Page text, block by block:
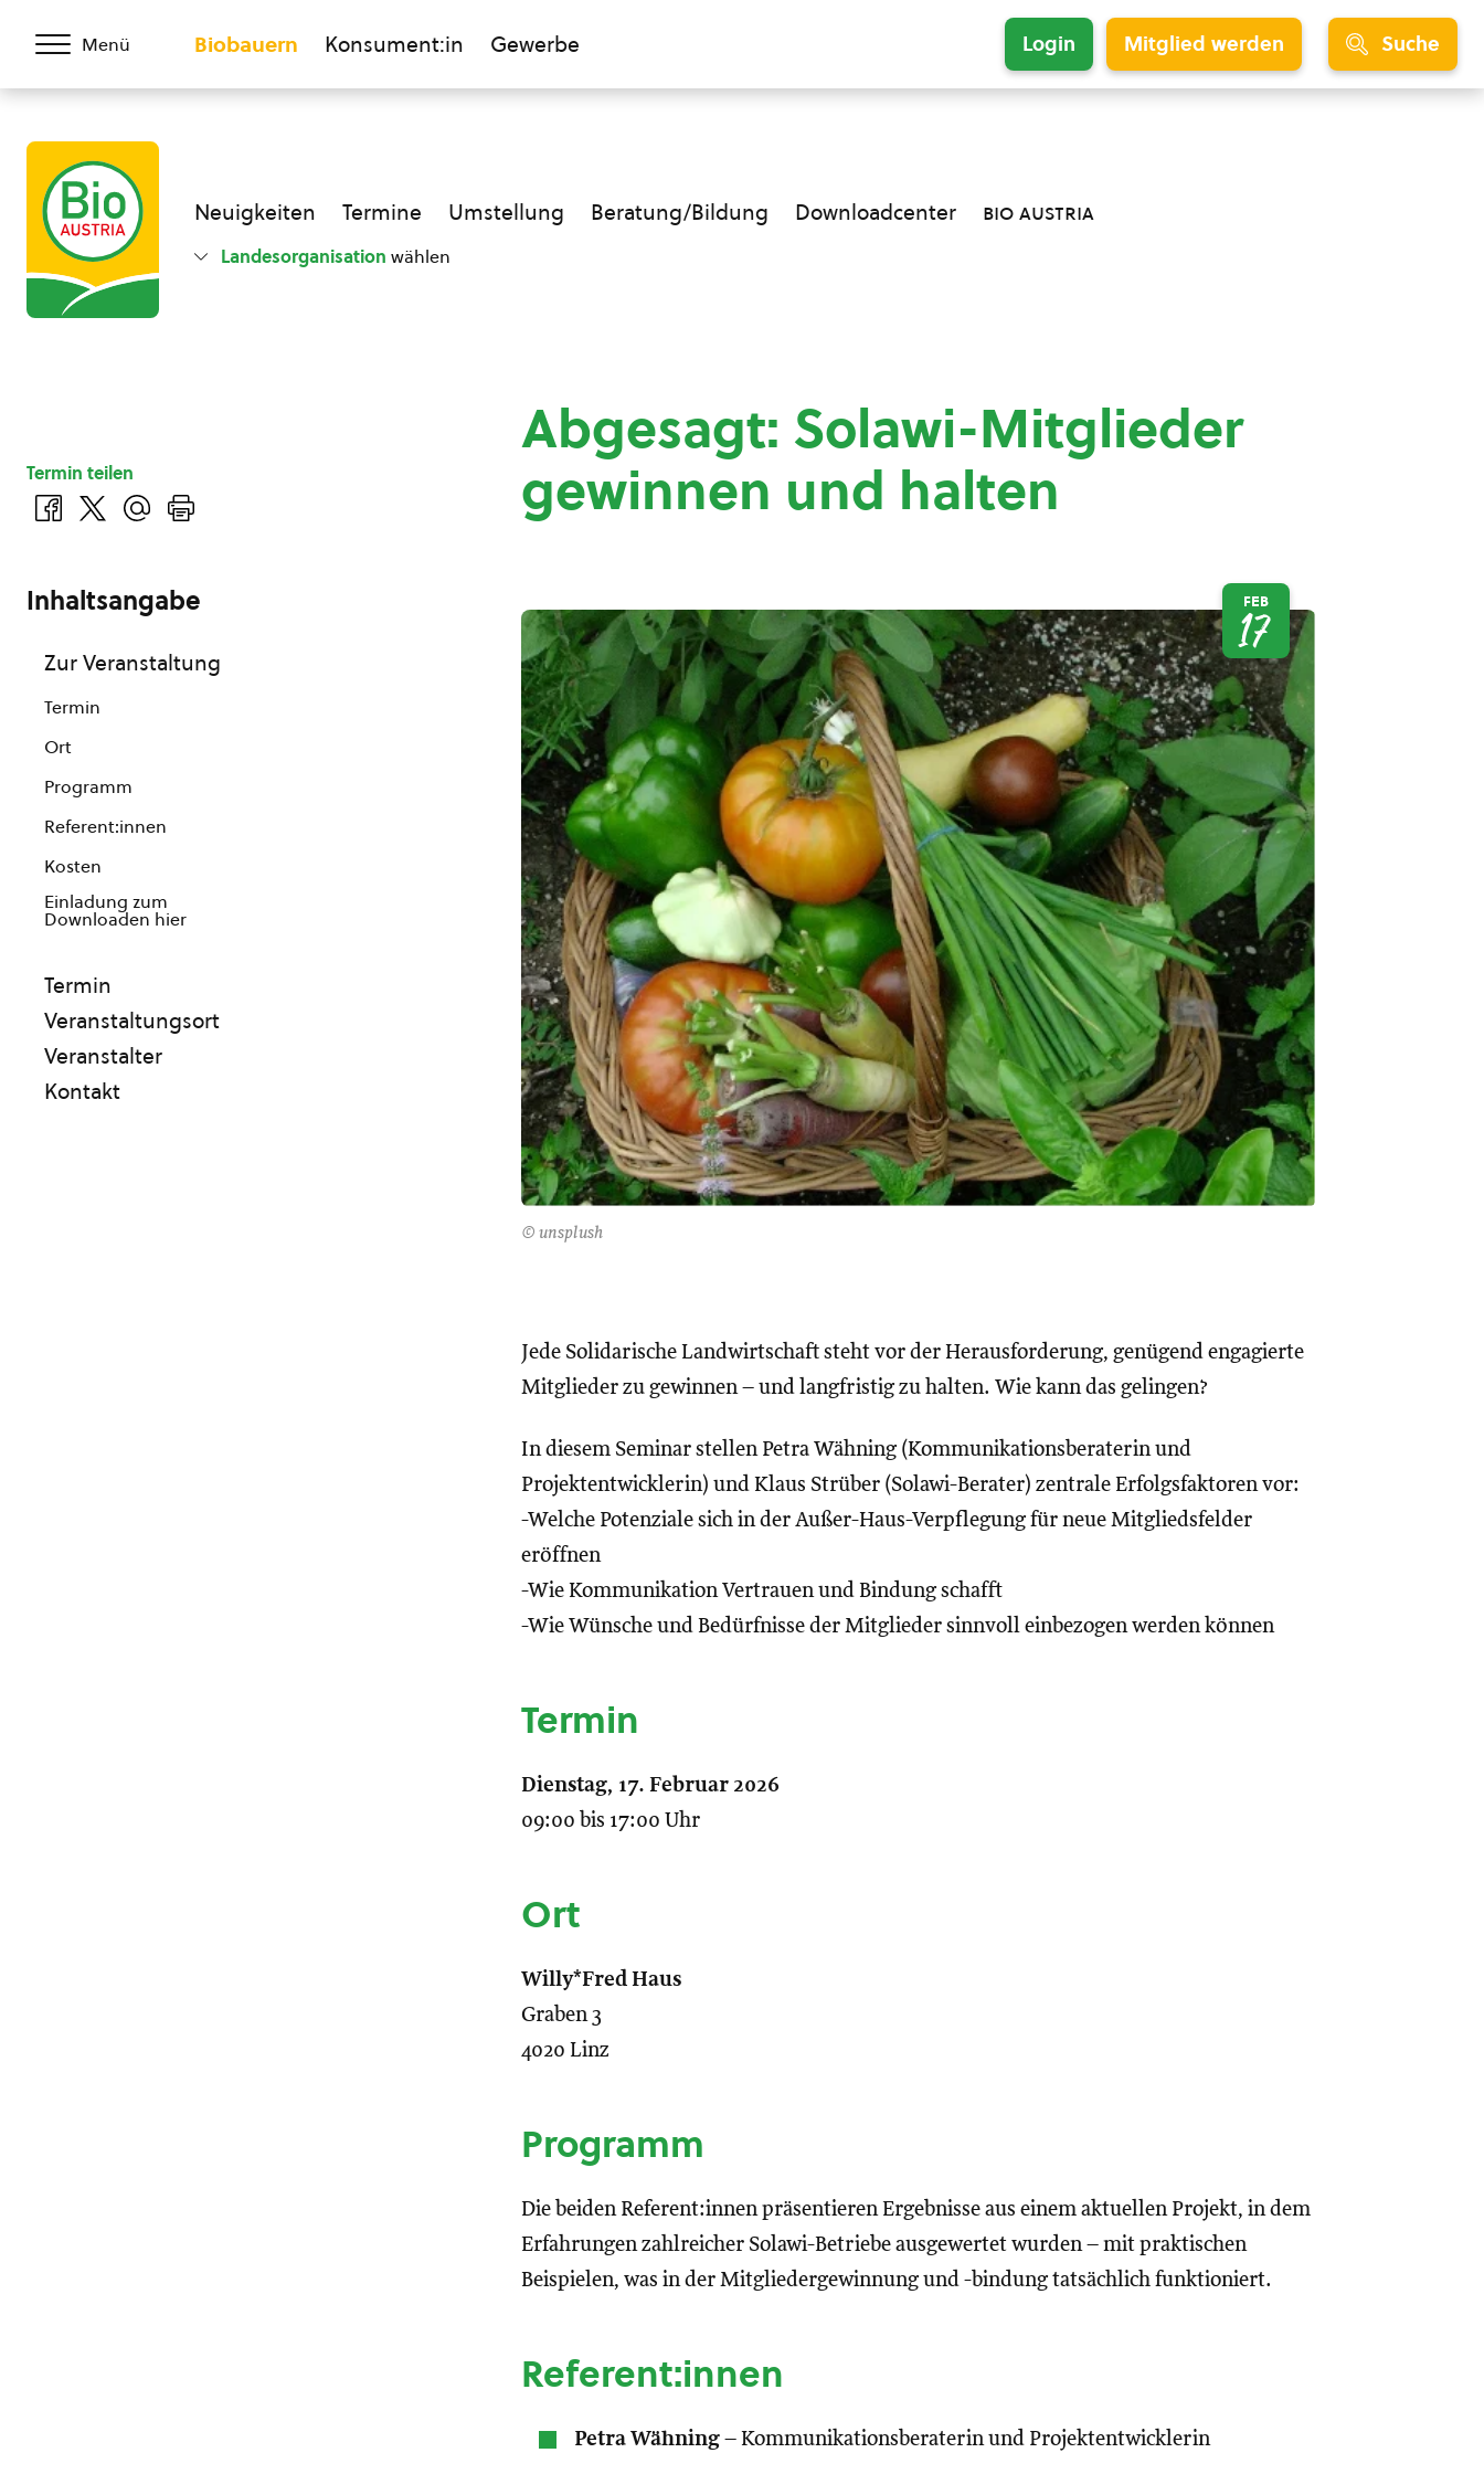
Menü Biobauern Konsument:in Gewerbe Login Mitglied werden Suche
Neuigkeiten Termine Umstellung Beratung/Bildung Downloadcenter bio austria
Landesorganisation wählen
Abgesagt: Solawi-Mitglieder
gewinnen und halten
© unsplush
FEB
17
Jede Solidarische Landwirtschaft steht vor der Herausforderung, genügend engagierte
Mitglieder zu gewinnen – und langfristig zu halten. Wie kann das gelingen?
In diesem Seminar stellen Petra Wähning (Kommunikationsberaterin und
Projektentwicklerin) und Klaus Strüber (Solawi-Berater) zentrale Erfolgsfaktoren vor:
-Welche Potenziale sich in der Außer-Haus-Verpflegung für neue Mitgliedsfelder
eröffnen
-Wie Kommunikation Vertrauen und Bindung schafft
-Wie Wünsche und Bedürfnisse der Mitglieder sinnvoll einbezogen werden können
Termin
Dienstag, 17. Februar 2026
09:00 bis 17:00 Uhr
Ort
Willy*Fred Haus
Graben 3
4020 Linz
Programm
Die beiden Referent:innen präsentieren Ergebnisse aus einem aktuellen Projekt, in dem
Erfahrungen zahlreicher Solawi-Betriebe ausgewertet wurden – mit praktischen
Beispielen, was in der Mitgliedergewinnung und -bindung tatsächlich funktioniert.
Referent:innen
Petra Wähning – Kommunikationsberaterin und Projektentwicklerin
Termin teilen
Inhaltsangabe
Zur Veranstaltung
Termin
Ort
Programm
Referent:innen
Kosten
Einladung zum
Downloaden hier
Termin
Veranstaltungsort
Veranstalter
Kontakt